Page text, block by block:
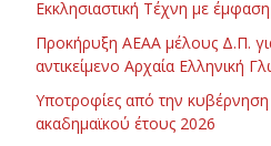
Εκκλησιαστική Τέχνη με
Προκήρυξη ΑΕΑΑ μέλους Δ.Π.
αντικείμενο Αρχαία Ελληνική
Υποτροφίες από την
ακαδημαϊκού έτους 2026